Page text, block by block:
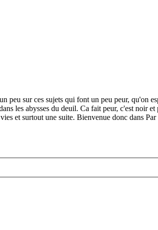
sur ces sujets qui font un peu peur, qu'on
les abysses du deuil. Ca fait peur, c'est noir
et surtout une suite. Bienvenue donc dans